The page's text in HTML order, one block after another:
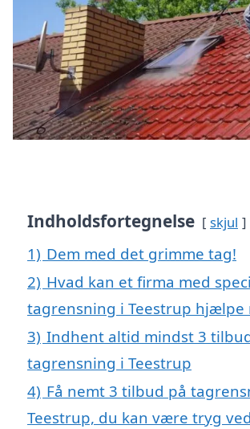
Indholdsfortegnelse skjul
1) Dem med det grimme tag!
2) Hvad kan et firma med
tagrensning i Teestrup hjælpe
3) Indhent altid mindst 3
tagrensning i Teestrup
4) Få nemt 3 tilbud på
Teestrup, du kan være tryg ved